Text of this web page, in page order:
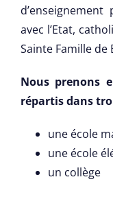
avec l’Etat,
Sainte Famille de
Nous prenons
répartis dans
une école
une école
un collège